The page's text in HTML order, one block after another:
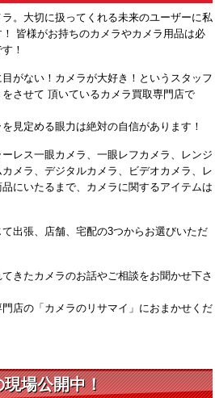
。大切に扱ってくれる未来のユーザーに私
皆様がお持ちのカメラやカメラ用品は必
！
がない！カメラが大好き！というスタッフ
させて 頂いているカメラ買取専門店で
見定める眼力は絶対の自信があります！
レス一眼カメラ、一眼レフカメラ、レンジ
メラ、デジタルカメラ、ビデオカメラ、レ
にいたるまで、カメラに関するアイテムは
出張、店舗、宅配の3つからお選びいただ
きたカメラのお話やご相談をお聞かせ下さ
店の「カメラのリサマイ」におまかせくだ
場公開中！